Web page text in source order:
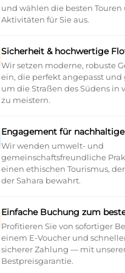
und wählen die besten Touren
Aktivitäten für Sie aus.
Sicherheit & hochwertige
Wir setzen moderne, robuste
ein, die perfekt angepasst und
um die Straßen des Südens in
zu meistern.
Engagement für
Wir wenden umwelt- und
gemeinschaftsfreundliche
einen ethischen Tourismus,
der Sahara bewahrt.
Einfache Buchung zum
Profitieren Sie von sofortiger
einem E-Voucher und
sicherer Zahlung — mit
Bestpreisgarantie.